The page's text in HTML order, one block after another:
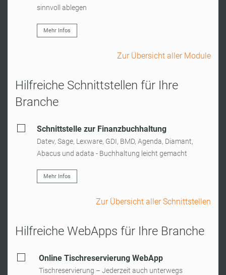
sinnvoll ablegen
Mehr Infos
Zur Übersicht aller Module
Hilfreiche Schnittstellen für Ihre
Branche
Schnittstelle zur Finanzbuchhaltung
Datev, Sage, Lexware, GDI, BMD, Agenda, Diamant,
Abacus und adata - Buchhaltung leicht gemacht
Mehr Infos
Zur Übersicht aller Schnittstellen
Hilfreiche WebApps für Ihre Branche
Online Tischreservierung WebApp
Tischreservierung – Jederzeit auch unterwegs